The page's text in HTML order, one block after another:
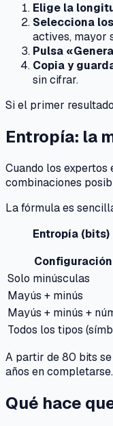
Elige la
Selecciona
actives, mayor
Pulsa
Copia y
sin cifrar.
Si el primer
Entropía: la
Cuando los expertos
combinaciones
La fórmula es
Entropía
Configuración
Solo minúsculas
Mayús + minús
Mayús + minús +
Todos los tipos
A partir de 80 bits
años en
Qué hace